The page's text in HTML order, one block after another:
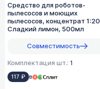
Средство для роботов-
пылесосов и моющих
пылесосов, концентрат
Сладкий лимон, 500мл
Совместимость
Комплектация шт.: 1
117 ₽ в